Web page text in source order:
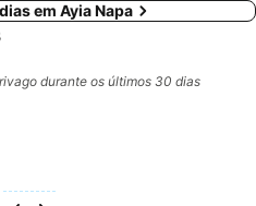
em Ayia Napa
durante os últimos 30 dias